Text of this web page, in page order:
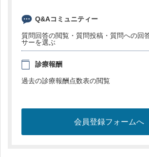
Q&Aコミュニティー
質問回答の閲覧・質問投稿・質問への回
サーを選ぶ
診療報酬
過去の診療報酬点数表の閲覧
会員登録フォームへ